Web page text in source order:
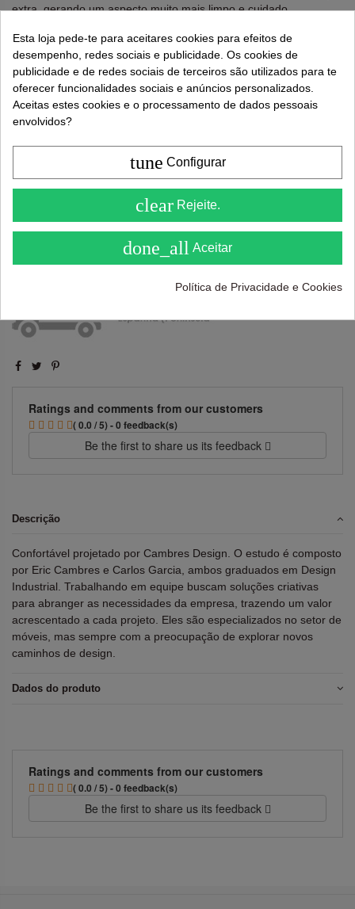
extra, gerando um aspecto muito mais limpo e cuidado.
Alto: 90 cms. Largura: 120 cms. Profundo: 40 cms.
Lembre-se de usar "PROMO"para obter um desconto
extra de 5%.Mais informações
609,00 €914,00 €
Ratings and comments from our customers
( 0.0 / 5) - 0 feedback(s)
Be the first to share us its feedback
Descrição
Confortável projetado por Cambres Design. O estudo é composto
por Eric Cambres e Carlos Garcia, ambos graduados em Design
Industrial. Trabalhando em equipe buscam soluções criativas
para abranger as necessidades da empresa, trazendo um valor
acrescentado a cada projeto. Eles são especializados no setor de
móveis, mas sempre com a preocupação de explorar novos
caminhos de design.
Dados do produto
Ratings and comments from our customers
( 0.0 / 5) - 0 feedback(s)
Be the first to share us its feedback
Esta loja pede-te para aceitares cookies para efeitos de
desempenho, redes sociais e publicidade. Os cookies de
publicidade e de redes sociais de terceiros são utilizados para te
oferecer funcionalidades sociais e anúncios personalizados.
Aceitas estes cookies e o processamento de dados pessoais
envolvidos?
tune Configurar
clear Rejeite.
done_all Aceitar
Política de Privacidade e Cookies